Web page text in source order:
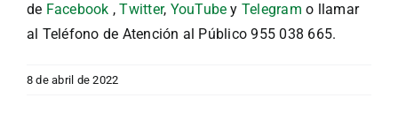
de Facebook ,Twitter, YouTube y Telegramo llamar
al Teléfono de Atención al Público 955 038 665.
8 de abril de 2022